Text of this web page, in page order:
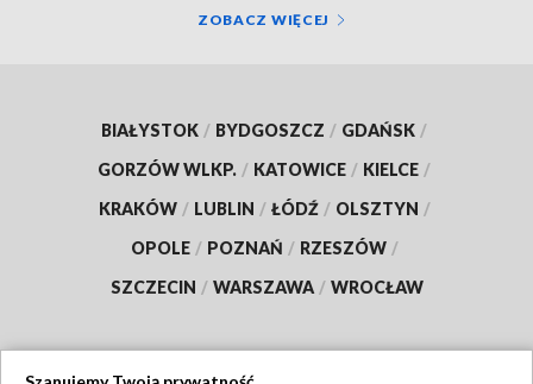
ZOBACZ WIĘCEJ
BIAŁYSTOK / BYDGOSZCZ / GDAŃSK /
GORZÓW WLKP. / KATOWICE / KIELCE /
KRAKÓW / LUBLIN / ŁÓDŹ / OLSZTYN /
OPOLE / POZNAŃ / RZESZÓW /
SZCZECIN / WARSZAWA / WROCŁAW